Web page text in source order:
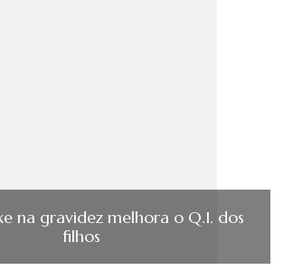
na gravidez melhora o Q.I. dos
filhos